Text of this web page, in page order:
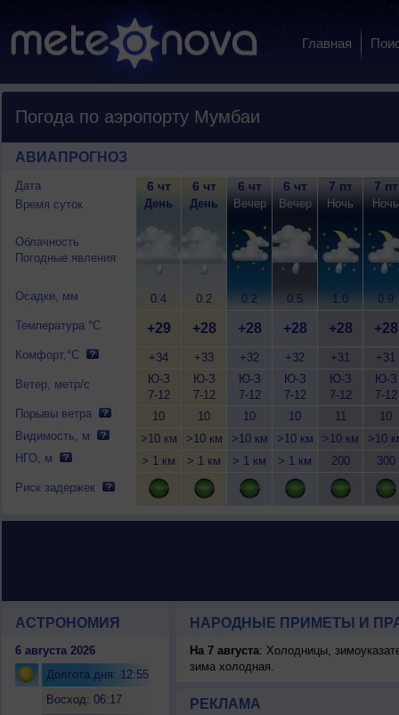
Главная
Погода по аэропорту Мумбаи
АВИАПРОГНОЗ
Дата
Время суток
Облачность
Погодные явления
Осадки, мм
Температура °C
Комфорт,°C
Ветер, метр/с
Порывы ветра
Видимость, м
НГО, м
Риск задержек
6 чт
День
0.4
+29
+34
Ю-З
7-12
10
>10 км
> 1 км
6 чт
День
0.2
+28
+33
Ю-З
7-12
10
>10 км
> 1 км
6 чт
Вечер
0.2
+28
+32
Ю-З
7-12
10
>10 км
> 1 км
6 чт
Вечер
0.5
+28
+32
Ю-З
7-12
10
>10 км
> 1 км
7 пт
Ночь
1.0
+28
+31
Ю-З
7-12
11
>10 км
200
7 пт
Ночь
0.9
+28
+31
Ю-З
7-12
10
>10
300
АСТРОНОМИЯ
6 августа 2026
Долгота дня: 12:55
Восход: 06:17
НАРОДНЫЕ ПРИМЕТЫ И
На 7 августа: Холодницы,
зима холодная.
РЕКЛАМА